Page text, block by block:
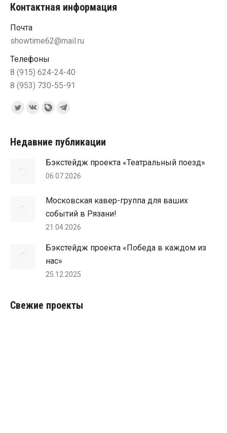
Контактная информация
Почта
showtime62@mail.ru
Телефоны
8 (915) 624-24-40
8 (953) 730-55-91
Ищите нас:
Страница
открывается
новом
Страница
открывается
новом
окне
Страница
Livejournal
в
новом
Страница
открывается
новом
окне
Недавние публикации
Бэкстейдж проекта «Театральный поезд»
06.07.2026
Московская кавер-группа для ваших
событий в Рязани!
21.04.2026
Бэкстейдж проекта «Победа в каждом из
нас»
25.12.2025
Свежие проекты